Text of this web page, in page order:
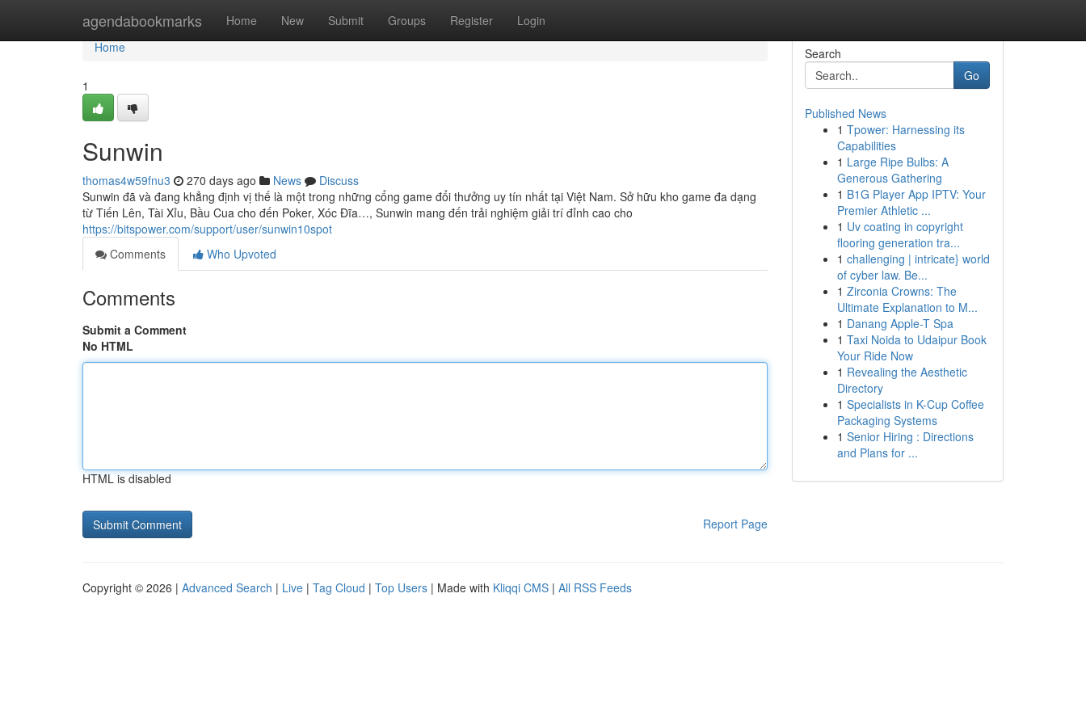
agendabookmarks Home New Submit Groups Register Login
Home
Home
1
Sunwin
thomas4w59fnu3 270 days ago News
Discuss
Sunwin đã và đang khẳng định vị thế là một trong những cổng game đổi thưởng uy tín nhất tại Việt Nam. Sở hữu kho game đa dạng
từ Tiến Lên, Tài Xỉu, Bầu Cua cho đến Poker, Xóc Đĩa…, Sunwin mang đến trải nghiệm giải trí đỉnh cao cho
https://bitspower.com/support/user/sunwin10spot
Comments
Who Upvoted
Comments
Submit a Comment
No HTML
HTML is disabled
Report Page
Search
Go
Published News
1 Tpower: Harnessing its
Capabilities
1 Large Ripe Bulbs: A
Generous Gathering
1 B1G Player App IPTV: Your
Premier Athletic ...
1 Uv coating in copyright
flooring generation tra...
1 challenging | intricate} world
of cyber law. Be...
1 Zirconia Crowns: The
Ultimate Explanation to M...
1 Danang Apple-T Spa
1 Taxi Noida to Udaipur Book
Your Ride Now
1 Revealing the Aesthetic
Directory
1 Specialists in K-Cup Coffee
Packaging Systems
1 Senior Hiring : Directions
and Plans for ...
Copyright © 2026 | Advanced Search | Live | Tag Cloud | Top Users | Made with Kliqqi CMS | All RSS Feeds